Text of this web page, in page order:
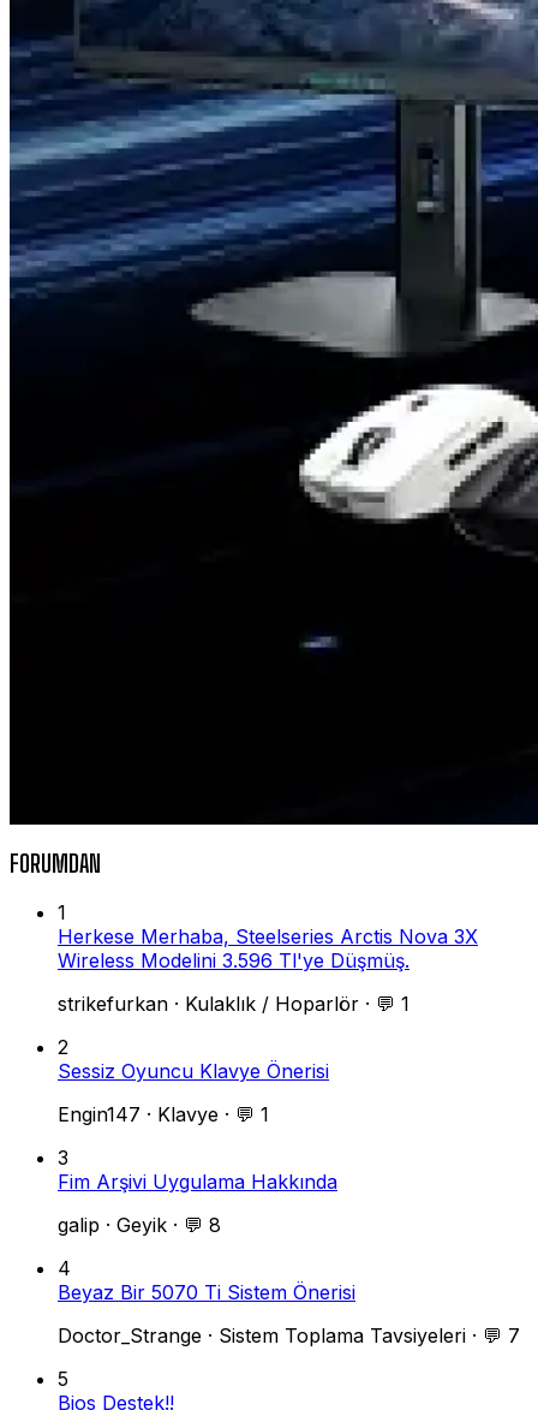
FORUMDAN
1
Herkese Merhaba, Steelseries Arctis Nova 3X
Wireless Modelini 3.596 Tl'ye Düşmüş.
strikefurkan · Kulaklık / Hoparlör · 💬 1
2
Sessiz Oyuncu Klavye Önerisi
Engin147 · Klavye · 💬 1
3
Fim Arşivi Uygulama Hakkında
galip · Geyik · 💬 8
4
Beyaz Bir 5070 Ti Sistem Önerisi
Doctor_Strange · Sistem Toplama Tavsiyeleri · 💬 7
5
Bios Destek!!